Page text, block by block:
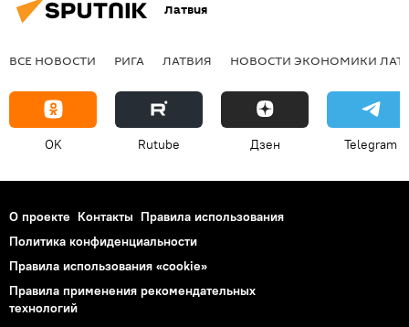
Латвия
ВСЕ НОВОСТИ РИГА ЛАТВИЯ НОВОСТИ ЭКОНОМИКИ
OK Rutube Дзен Telegram
О проекте Контакты Правила использования
Политика конфиденциальности
Правила использования «cookie»
Правила применения рекомендательных
технологий